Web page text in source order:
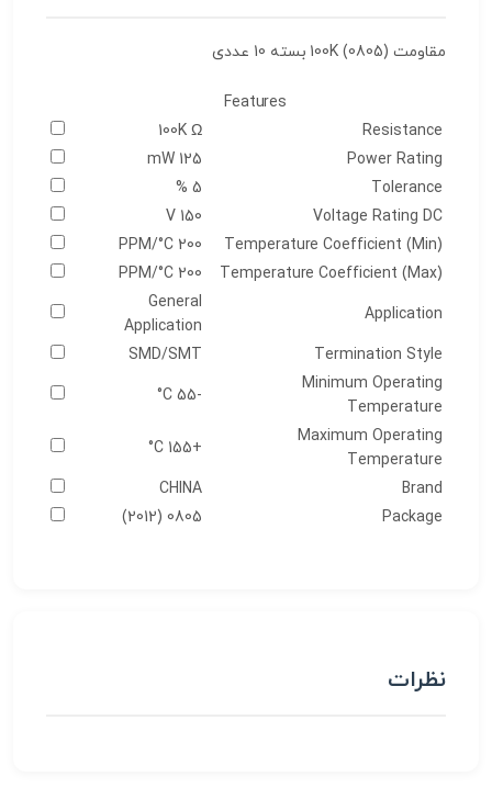
مقاومت 100K (0805) بسته 10 عددی
Features
Resistance
100K Ω
Power Rating
125 mW
Tolerance
5 %
Voltage Rating DC
150 V
Temperature Coefficient (Min)
200 PPM/°C
Temperature Coefficient (Max)
200 PPM/°C
Application
General
Application
Termination Style
SMD/SMT
Minimum Operating
Temperature
-55 C°
Maximum Operating
Temperature
+155 C°
Brand
CHINA
Package
0805 (2012)
نظرات